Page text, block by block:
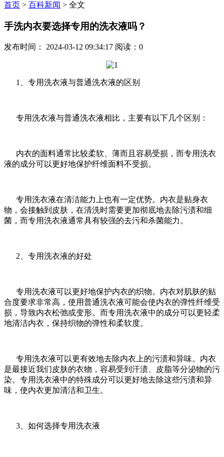
首页 > 百科新闻 > 全文
手洗内衣要选择专用的洗衣液吗？
发布时间： 2024-03-12 09:34:17 阅读： 0
1、专用洗衣液与普通洗衣液的区别
专用洗衣液与普通洗衣液相比，主要有以下几个区别：
内衣的面料通常比较柔软、薄而且容易受损，而专用洗衣
液的成分可以更好地保护纤维面料不受损。
专用洗衣液在清洁能力上也有一定优势。内衣是贴身衣
物，会接触到皮肤，在清洗时需要更加彻底地去除污渍和细
菌，而专用洗衣液通常具有较强的去污和杀菌能力。
2、专用洗衣液的好处
专用洗衣液可以更好地保护内衣的织物。内衣对肌肤的贴
合度要求非常高，使用普通洗衣液可能会使内衣的弹性纤维受
损，导致内衣松弛或变形。而专用洗衣液中的成分可以更轻柔
地清洁内衣，保持织物的弹性和柔软度。
专用洗衣液可以更有效地去除内衣上的污渍和异味。内衣
是最接近我们皮肤的衣物，容易受到汗渍、皮脂等分泌物的污
染。专用洗衣液中的特殊成分可以更好地去除这些污渍和异
味，使内衣更加清洁和卫生。
3、如何选择专用洗衣液